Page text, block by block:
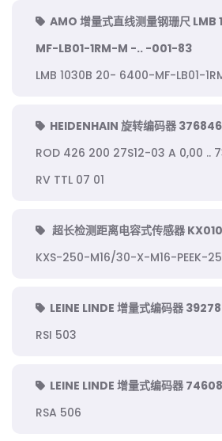
AMO 增量式直线测量钢珊尺
MF-LB01-1RM-M -.. -001-83
LMB 1030B 20- 6400-MF-LB01-
HEIDENHAIN 旋转编码器
ROD 426 200 27S12-03 A 0,00 ..
RV TTL 07 01
超长检测距离电容式传感器
KXS-250-M16/30-X-M16-PEEK-
LEINE LINDE 增量式编码器
RSI 503
LEINE LINDE 增量式编码器
RSA 506